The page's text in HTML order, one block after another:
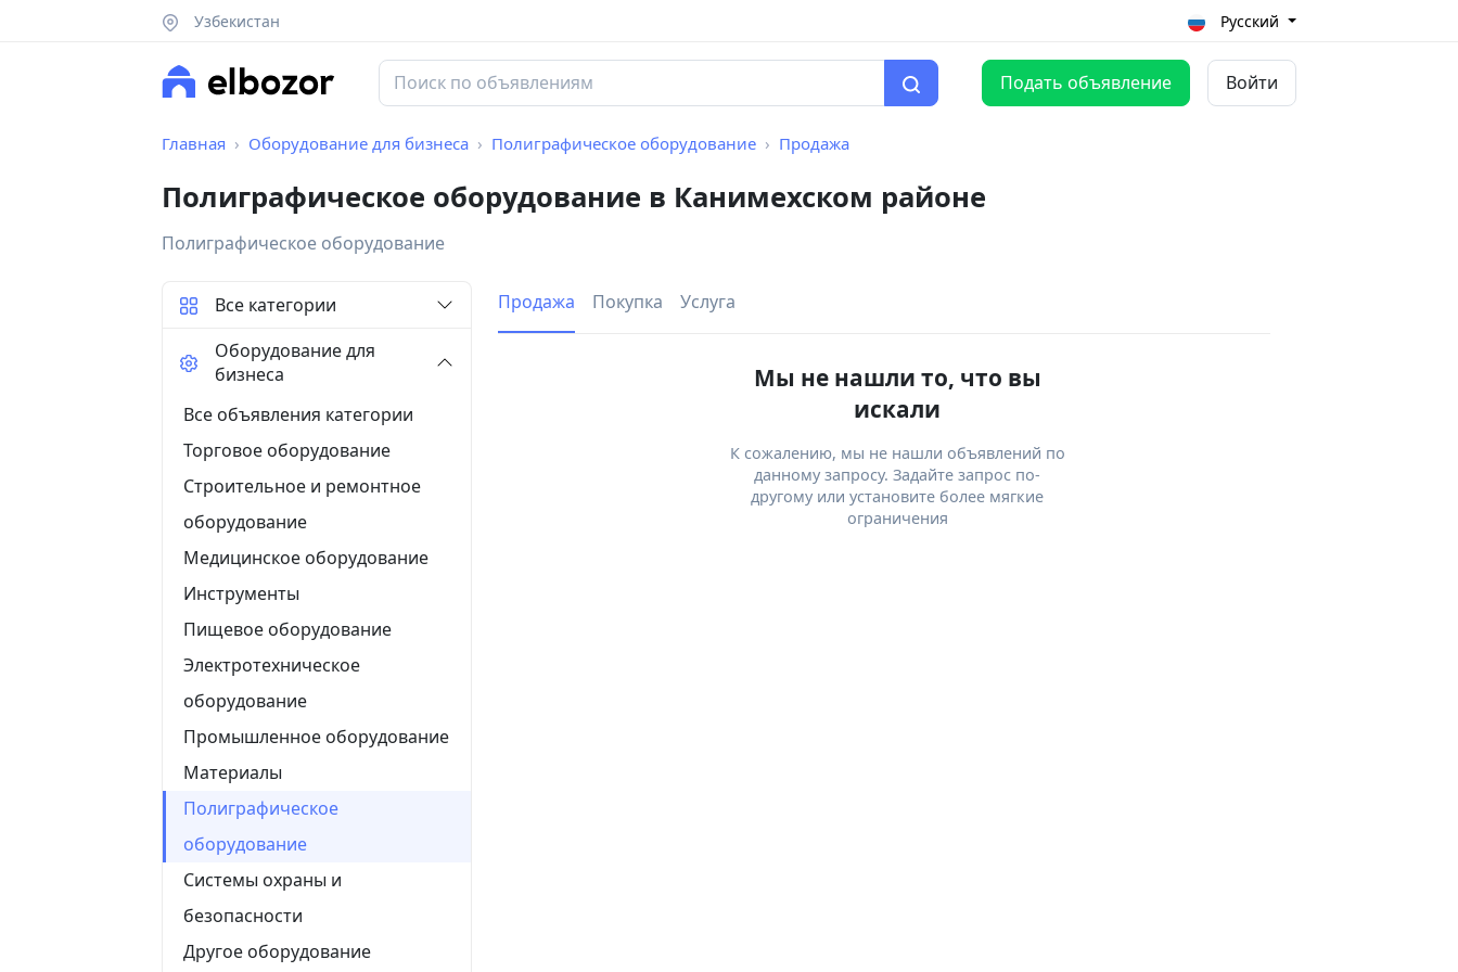
Узбекистан Русский
Подать объявление Войти
Главная Оборудование для бизнеса Полиграфическое оборудование Продажа
Полиграфическое оборудование в Канимехском районе
Полиграфическое оборудование
Продажа Покупка Услуга
Мы не нашли то, что вы
искали
К сожалению, мы не нашли объявлений по
данному запросу. Задайте запрос по-
другому или установите более мягкие
ограничения
Все категории
Оборудование для
бизнеса
Все объявления категории
Торговое оборудование
Строительное и ремонтное
оборудование
Медицинское оборудование
Инструменты
Пищевое оборудование
Электротехническое
оборудование
Промышленное оборудование
Материалы
Полиграфическое
оборудование
Системы охраны и
безопасности
Другое оборудование